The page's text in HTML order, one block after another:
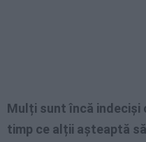
Mulți sunt încă indeciși
timp ce alții așteaptă